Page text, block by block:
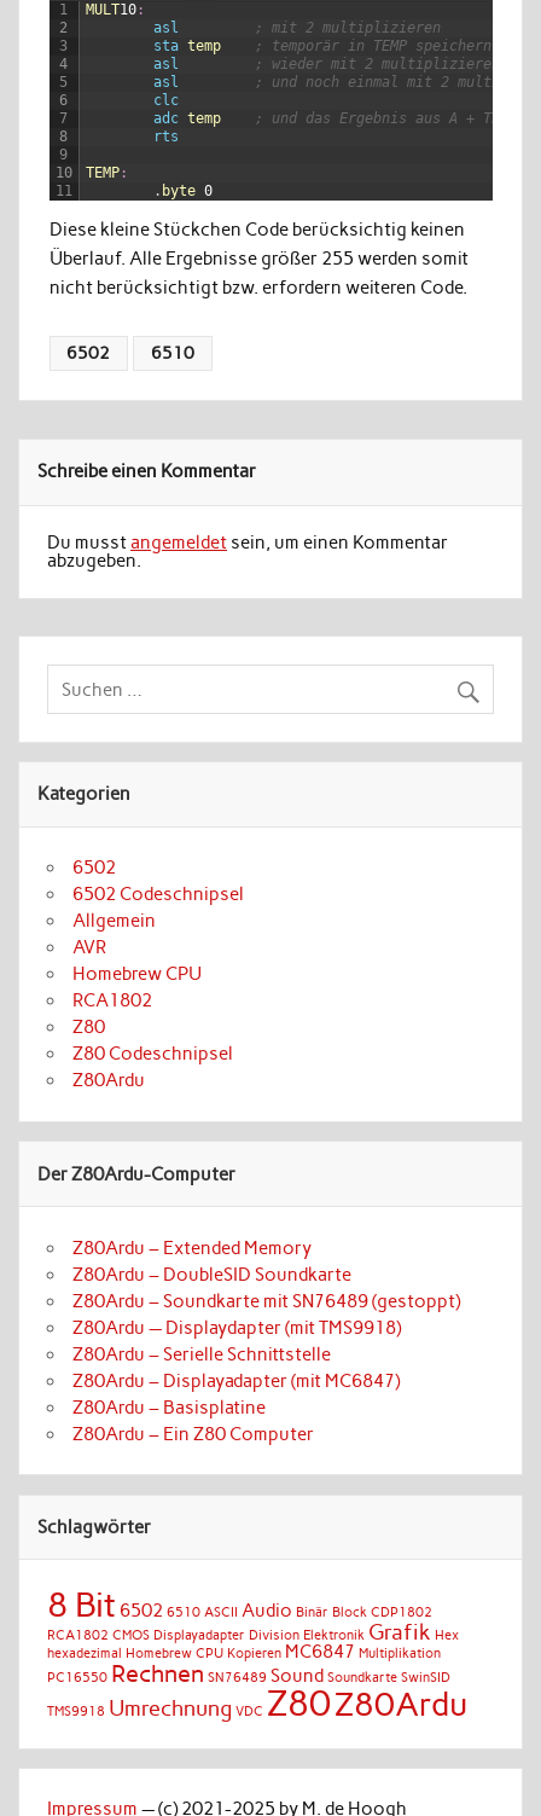
1
2
3
4
5
6
7
8
9
10
11
MULT10:
asl
; mit 2 multiplizieren
sta temp
; temporär in TEMP speichern
asl
; wieder mit 2 multiplizieren (=
asl
; und noch einmal mit 2
clc
adc temp
; und das Ergebnis aus A +
rts
TEMP:
. byte 0
Diese kleine Stückchen Code berücksichtig keinen
Überlauf. Alle Ergebnisse größer 255 werden somit
nicht berücksichtigt bzw. erfordern weiteren Code.
6502 6510
Schreibe einen Kommentar
Du musstangemeldetsein, um einen Kommentar
abzugeben.
Kategorien
6502
6502 Codeschnipsel
Allgemein
AVR
Homebrew CPU
RCA1802
Z80
Z80 Codeschnipsel
Z80Ardu
Der Z80Ardu-Computer
Z80Ardu – Extended Memory
Z80Ardu – DoubleSID Soundkarte
Z80Ardu – Soundkarte mit SN76489 (gestoppt)
Z80Ardu — Displaydapter (mit TMS9918)
Z80Ardu – Serielle Schnittstelle
Z80Ardu – Displayadapter (mit MC6847)
Z80Ardu – Basisplatine
Z80Ardu – Ein Z80 Computer
Schlagwörter
8 Bit 6502 6510 ASCII Audio Binär Block CDP1802
RCA1802 CMOS Displayadapter Division Elektronik Grafik Hex
hexadezimal Homebrew CPU Kopieren MC6847 Multiplikation
PC16550 Rechnen SN76489 Sound Soundkarte SwinSID
TMS9918 Umrechnung VDC Z80Z80Ardu
Impressum — (c) 2021-2025 by M. de Hoogh